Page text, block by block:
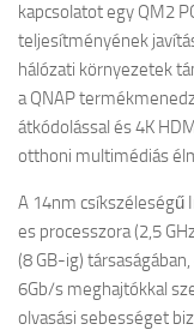
kapcsolatot egy QM2
teljesítményének
hálózati környezetek
aQNAP
átkódolással és 4K
otthoni multimédiás
A 14nm csíkszéleségű
es processzora (2,5
(8 GB-ig)
6Gb/s meghajtókkal
olvasási sebességet